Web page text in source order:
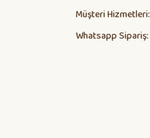
Müşteri Hizmetleri:
Whatsapp Sipariş: